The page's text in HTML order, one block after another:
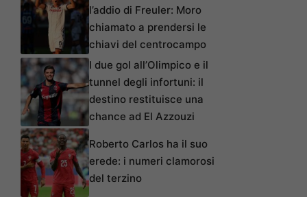
l’addio di Freuler: Moro
chiamato a prendersi le
chiavi del centrocampo
I due gol all’Olimpico e il
tunnel degli infortuni: il
destino restituisce una
chance ad El Azzouzi
Roberto Carlos ha il suo
erede: i numeri clamorosi
del terzino